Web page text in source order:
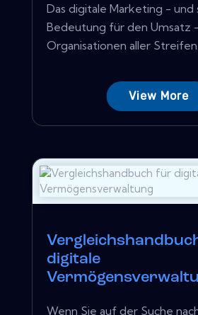
Das digitale Marketing - und
Bedeutung für den Umsatz
Organisationen aller Streifen...
View More
digitale
Wenn Sie auf der Suche